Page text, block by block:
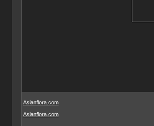
Asianflora.com
Asianflora.com